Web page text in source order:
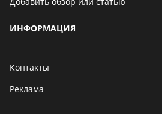
ИНФОРМАЦИЯ
Контакты
Реклама